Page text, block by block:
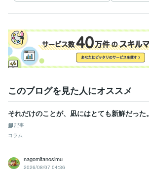
このブログを見た人にオススメ
それだけのことが、凪にはとても新鮮だった。
記事
コラム
nagomitanosimu
2026/08/07 04:36